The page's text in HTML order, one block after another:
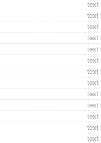
text
text
text
text
text
text
text
text
text
text
text
text
text